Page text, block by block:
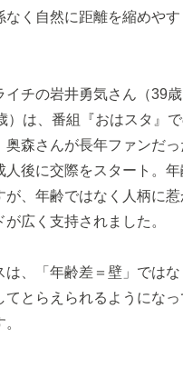
なく自然に距離を縮めやす
イチの岩井勇気さん（39
）は、番組『おはスタ』
奥森さんが長年ファンだっ
人後に交際をスタート。
が、年齢ではなく人柄に惹
広く支持されました。
は、「年齢差＝壁」では
てとらえられるようにな